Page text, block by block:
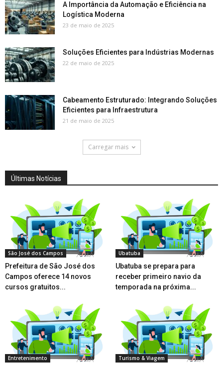
A Importância da Automação e Eficiência na
Logística Moderna
23 de maio de 2025
Soluções Eficientes para Indústrias Modernas
22 de maio de 2025
Cabeamento Estruturado: Integrando Soluções
Eficientes para Infraestrutura
21 de maio de 2025
Carregar mais
Últimas Notícias
São José dos Campos
Prefeitura de São José dos
Campos oferece 14 novos
cursos gratuitos...
Ubatuba
Ubatuba se prepara para
receber primeiro navio da
temporada na próxima...
Entretenimento Turismo & Viagem